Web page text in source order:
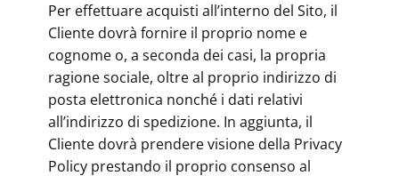
Per effettuare acquisti all’interno del Sito, il
Cliente dovrà fornire il proprio nome e
cognome o, a seconda dei casi, la propria
ragione sociale, oltre al proprio indirizzo di
posta elettronica nonché i dati relativi
all’indirizzo di spedizione. In aggiunta, il
Cliente dovrà prendere visione della Privacy
Policy prestando il proprio consenso al